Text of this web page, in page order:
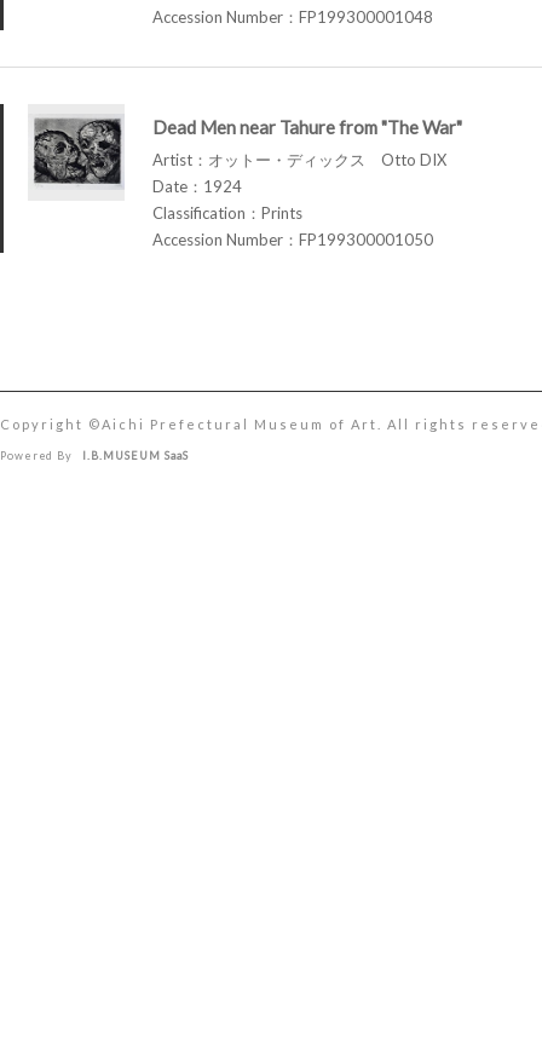
Accession Number：FP199300001048
Dead Men near Tahure from "The War"
Artist：オットー・ディックス Otto DIX
Date：1924
Classification：Prints
Accession Number：FP199300001050
Copyright ©︎Aichi Prefectural Museum of Art. All rights
Powered By I.B.MUSEUM SaaS